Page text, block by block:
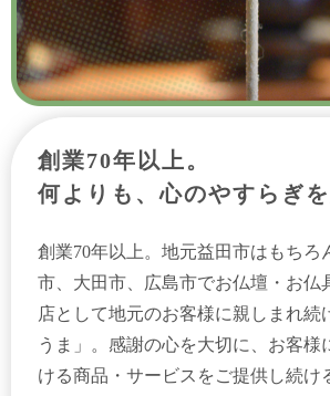
創業70年以上。
何よりも、心のやすらぎ
創業70年以上。地元益田市はもちろ
市、大田市、広島市でお仏壇・お仏
店として地元のお客様に親しまれ続
うま」。感謝の心を大切に、お客様
ける商品・サービスをご提供し続け